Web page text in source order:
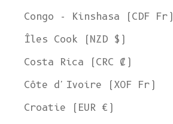
Congo - Kinshasa (CDF Fr)
Îles Cook (NZD $)
Costa Rica (CRC ₡)
Côte d'Ivoire (XOF Fr)
Croatie (EUR €)